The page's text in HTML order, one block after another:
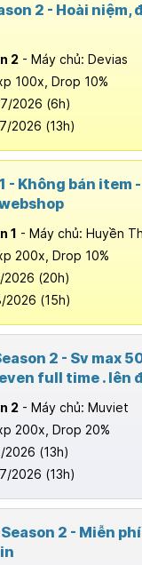
2 - Hoài niệm,
2 - Máy chủ: Devias
100x, Drop 10%
2026 (6h)
2026 (13h)
- Không bán item
1 - Máy chủ: Huyền
200x, Drop 10%
(20h)
2026 (15h)
2 - Sv max
full time . lên
2 - Máy chủ: Muviet
200x, Drop 20%
(13h)
2026 (13h)
2 - Miễn